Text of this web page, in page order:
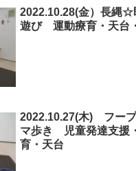
2022.10.28(金）長縄☆
遊び 運動療育・天台
2022.10.27(木) フー
マ歩き 児童発達支援
育・天台